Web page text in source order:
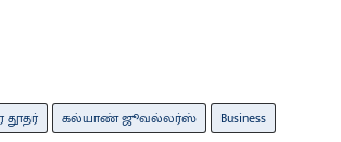
தூதர் கல்யாண் ஜூவல்லர்ஸ்
Business